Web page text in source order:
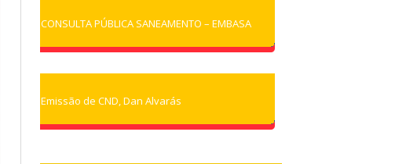
CONSULTA PÚBLICA SANEAMENTO – EMBASA
Emissão de CND, Dan Alvarás